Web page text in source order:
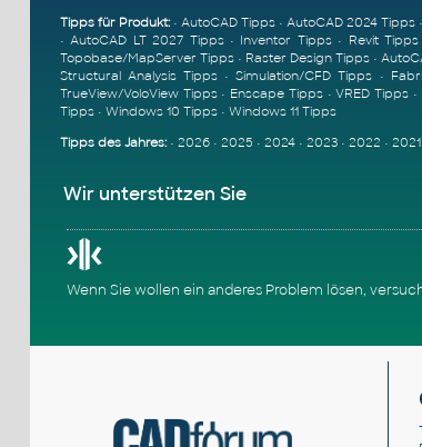
Tipps für Produkt:• AutoCAD Tipps• AutoCAD 2024 Tipps •
• AutoCAD LT 2027 Tipps• Inventor Tipps• Revit Tipps
Topobase/MapServer Tipps• Raster Design Tipps•
Structural Analysis Tipps •Simulation/CFD Tipps •
TrueView/VoloView Tipps• Enscape Tipps•VRED Tipps •
Tipps• Windows 10 Tipps• Windows 11 Tipps
Tipps des Jahres:• 2026• 2025 • 2024• 2023• 2022 • 2021
Wir unterstützen Sie
Wenn Sie wollen ein anderes Problem lösen,